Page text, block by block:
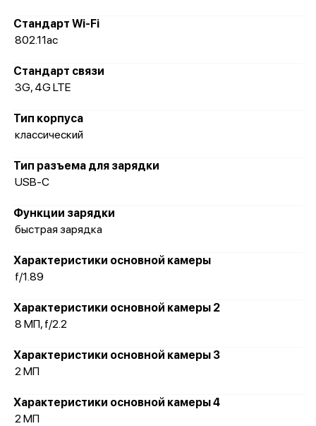
Стандарт Wi-Fi
802.11ac
Стандарт связи
3G, 4G LTE
Тип корпуса
классический
Тип разъема для зарядки
USB-C
Функции зарядки
быстрая зарядка
Характеристики основной камеры
f/1.89
Характеристики основной камеры 2
8 МП, f/2.2
Характеристики основной камеры 3
2 МП
Характеристики основной камеры 4
2 МП